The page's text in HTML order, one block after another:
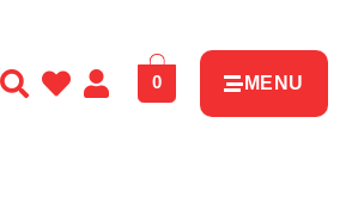
0 MENU